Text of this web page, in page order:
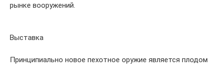
рынке вооружений.
Выставка
Принципиально новое пехотное оружие является плодом